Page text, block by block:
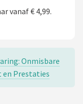
vanaf € 4,99.
Onmisbare
en Prestaties